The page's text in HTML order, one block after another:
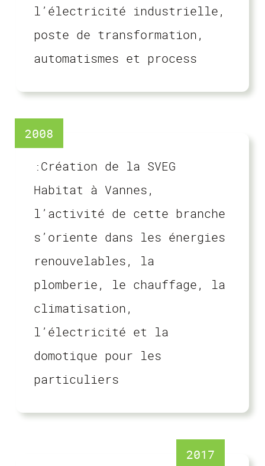
l’électricité industrielle,
poste de transformation,
automatismes et process
2008
:Création de la SVEG
Habitat à Vannes,
l’activité de cette branche
s’oriente dans les énergies
renouvelables, la
plomberie, le chauffage, la
climatisation,
l’électricité et la
domotique pour les
particuliers
2017